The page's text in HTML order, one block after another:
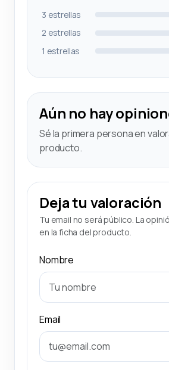
3 estrellas
2 estrellas
1 estrellas
Aún no hay
Sé la primera persona en
producto.
Deja tu valoración
Tu email no será público. La
en la ficha del producto.
Nombre
Email